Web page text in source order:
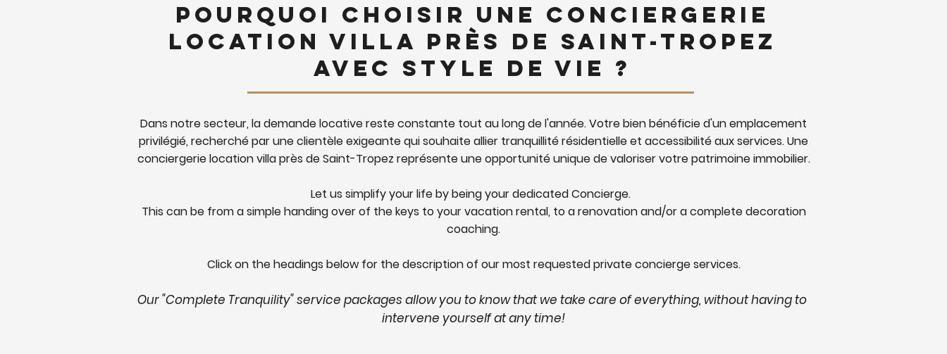
Pourquoi choisir une conciergerie
location villa près de Saint-Tropez
avec Style de Vie ?
Dans notre secteur, la demande locative reste constante tout au long de l'année. Votre bien bénéficie d'un emplacement
privilégié, recherché par une clientèle exigeante qui souhaite allier tranquillité résidentielle et accessibilité aux services. Une
conciergerie location villa près de Saint-Tropez représente une opportunité unique de valoriser votre patrimoine immobilier.
Let us simplify your life by being your dedicated Concierge.
This can be from a simple handing over of the keys to your vacation rental, to a renovation and/or a complete decoration
coaching.
Click on the headings below for the description of our most requested private concierge services.
Our "Complete Tranquility" service packages allow you to know that we take care of everything, without having to
intervene yourself at any time!